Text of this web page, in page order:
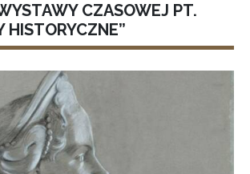
CZASOWEJ PT.
HISTORYCZNE”